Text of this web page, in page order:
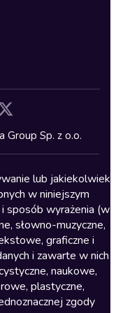
Sp. z o.o.
lub jakiekolwiek
w niniejszym
sposób wyrażenia (w
słowno-muzyczne,
graficzne i
i zawarte w nich
naukowe,
plastyczne,
zgody